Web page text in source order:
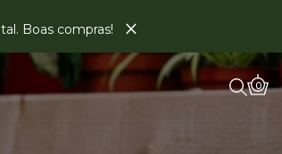
Boas compras! ×
0